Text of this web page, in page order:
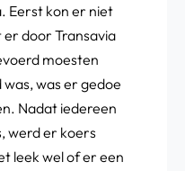
Eerst kon er niet
door Transavia
moesten
was er gedoe
Nadat iedereen
werd er koers
leek wel of er een